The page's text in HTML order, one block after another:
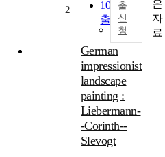
100개씩
출력
출
신
청
2
German
impressionist
landscape
painting :
Liebermann-
-Corinth--
Slevogt
은
자
료